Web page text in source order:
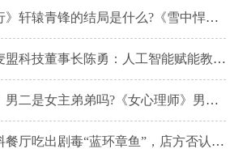
青锋的结局是什么?《雪中悍刀行》中徐骁武功如何?
技董事长陈勇：人工智能赋能教育数字化改革
是女主弟弟吗?《女心理师》男二什么时候被揭穿?
蓝环章鱼”，店方否认却被眼尖网友戳破；为何食用章鱼经常混入“蓝环”？